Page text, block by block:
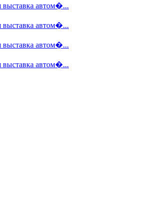
автом�...
автом�...
автом�...
автом�...